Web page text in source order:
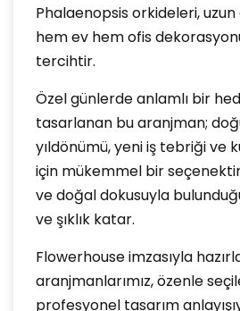
Phalaenopsis orkideleri, uzun
hem ev hem ofis
tercihtir.
Özel günlerde anlamlı bir
tasarlanan bu aranjman;
yıldönümü, yeni iş tebriği ve
için mükemmel bir
ve doğal dokusuyla
ve şıklık katar.
Flowerhouse imzasıyla
aranjmanlarımız, özenle
profesyonel tasarım